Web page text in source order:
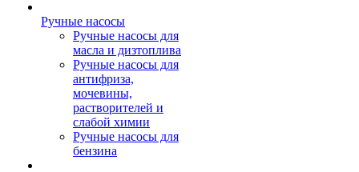
Ручные насосы
Ручные насосы для
масла и дизтоплива
Ручные насосы для
антифриза,
мочевины,
растворителей и
слабой химии
Ручные насосы для
бензина